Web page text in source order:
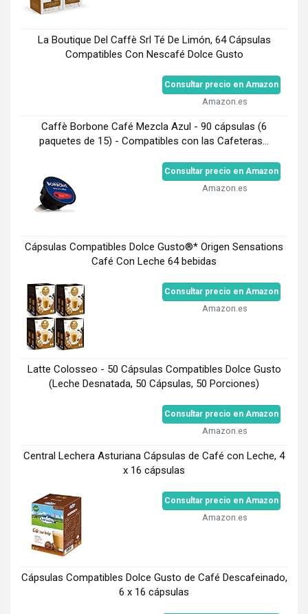
La Boutique Del Caffè Srl Té De Limón, 64 Cápsulas
Compatibles Con Nescafé Dolce Gusto
Consultar precio en Amazon
Amazon.es
Caffè Borbone Café Mezcla Azul - 90 cápsulas (6
paquetes de 15) - Compatibles con las Cafeteras...
Consultar precio en Amazon
Amazon.es
Cápsulas Compatibles Dolce Gusto®* Origen Sensations
Café Con Leche 64 bebidas
Consultar precio en Amazon
Amazon.es
Latte Colosseo - 50 Cápsulas Compatibles Dolce Gusto
(Leche Desnatada, 50 Cápsulas, 50 Porciones)
Consultar precio en Amazon
Amazon.es
Central Lechera Asturiana Cápsulas de Café con Leche, 4
x 16 cápsulas
Consultar precio en Amazon
Amazon.es
Cápsulas Compatibles Dolce Gusto de Café Descafeinado,
6 x 16 cápsulas